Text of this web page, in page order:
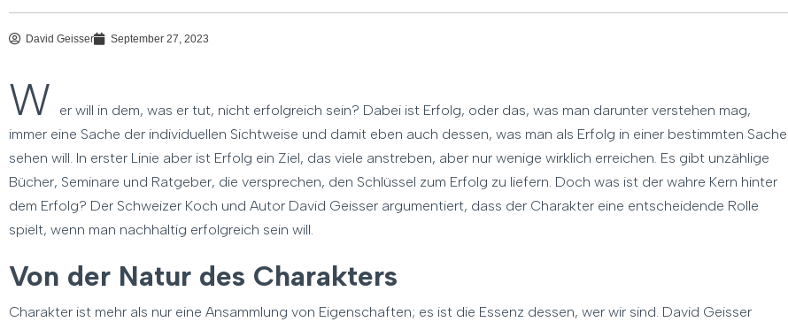
David Geisser September 27, 2023
W
er will in dem, was er tut, nicht erfolgreich sein? Dabei ist Erfolg, oder das, was man darunter verstehen mag,
immer eine Sache der individuellen Sichtweise und damit eben auch dessen, was man als Erfolg in einer bestimmten Sache
sehen will. In erster Linie aber ist Erfolg ein Ziel, das viele anstreben, aber nur wenige wirklich erreichen. Es gibt unzählige
Bücher, Seminare und Ratgeber, die versprechen, den Schlüssel zum Erfolg zu liefern. Doch was ist der wahre Kern hinter
dem Erfolg? Der Schweizer Koch und Autor David Geisser argumentiert, dass der Charakter eine entscheidende Rolle
spielt, wenn man nachhaltig erfolgreich sein will.
Von der Natur des Charakters
Charakter ist mehr als nur eine Ansammlung von Eigenschaften; es ist die Essenz dessen, wer wir sind. David Geisser